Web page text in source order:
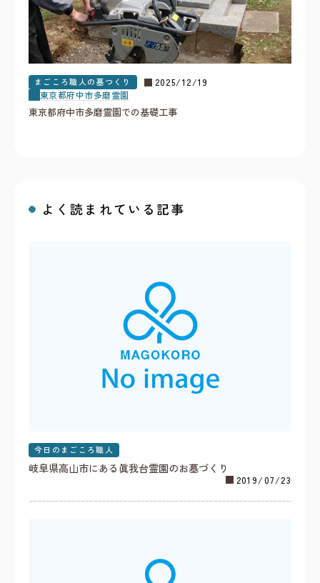
まごころ職人の墓つくり
2025/12/19
東京都府中市多磨霊園
東京都府中市多磨霊園での基礎工事
よく読まれている記事
今日のまごころ職人
2019/07/23
岐阜県高山市にある眞我台霊園のお墓づくり